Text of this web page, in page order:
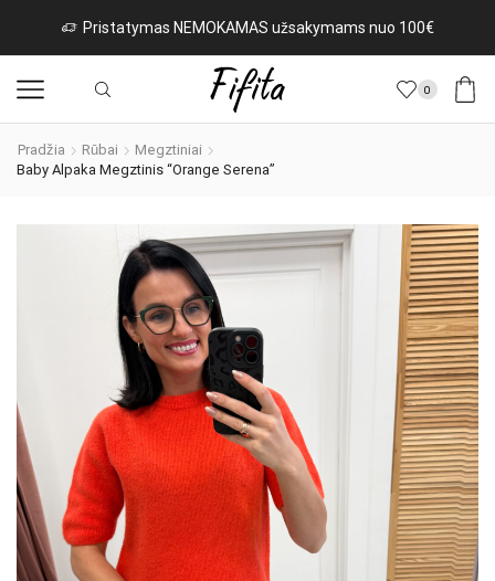
NEMOKAMAS užsakymams nuo 100€
0
Pradžia Rūbai
Megztiniai
Baby Alpaka Megztinis “Orange Serena”